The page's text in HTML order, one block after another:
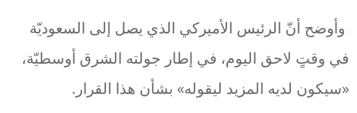
وأوضح أنّ الرئيس الأميركي الذي يصل إلى السعوديّة
في وقتٍ لاحق اليوم، في إطار جولته الشرق أوسطيّة،
«سيكون لديه المزيد ليقوله» بشأن هذا القرار.